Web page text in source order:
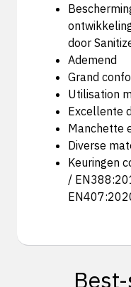
door
Ademend
Grand
Utilisation
Excellente
Manchette
Diverse
Keuringen
/